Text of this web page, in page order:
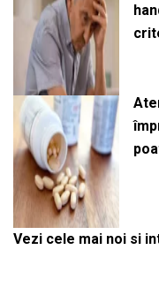
Vezi cele mai noi si